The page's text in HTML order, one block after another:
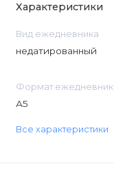
Характеристики
Вид ежедневника
недатированный
Формат
А5
Все характеристики